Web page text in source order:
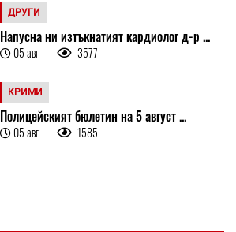
ДРУГИ
Напусна ни изтъкнатият кардиолог д-р ...
05 авг 3577
КРИМИ
Полицейският бюлетин на 5 август ...
05 авг 1585